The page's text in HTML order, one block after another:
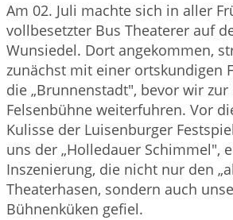
Am 02. Juli machte sich in aller
vollbesetzter Bus Theaterer auf
Wunsiedel. Dort angekommen,
zunächst mit einer ortskundigen
die „Brunnenstadt", bevor wir
Felsenbühne weiterfuhren. Vor
Kulisse der Luisenburger
uns der „Holledauer Schimmel",
Inszenierung, die nicht nur den
Theaterhasen, sondern auch
Bühnenküken gefiel.